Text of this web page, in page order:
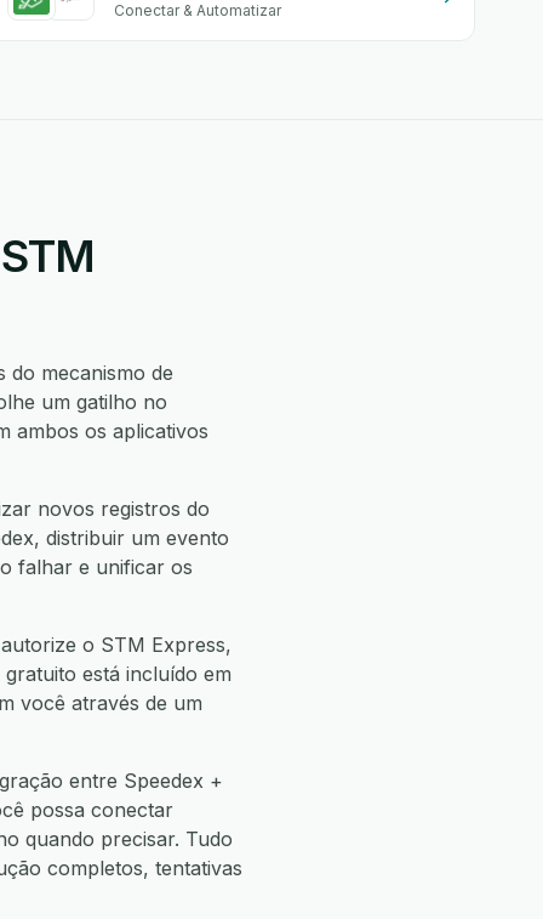
Conectar & Automatizar
do mecanismo de
um gatilho no
ambos os aplicativos
novos registros do
distribuir um evento
falhar e unificar os
o STM Express,
está incluído em
você através de um
entre Speedex +
possa conectar
quando precisar. Tudo
completos, tentativas